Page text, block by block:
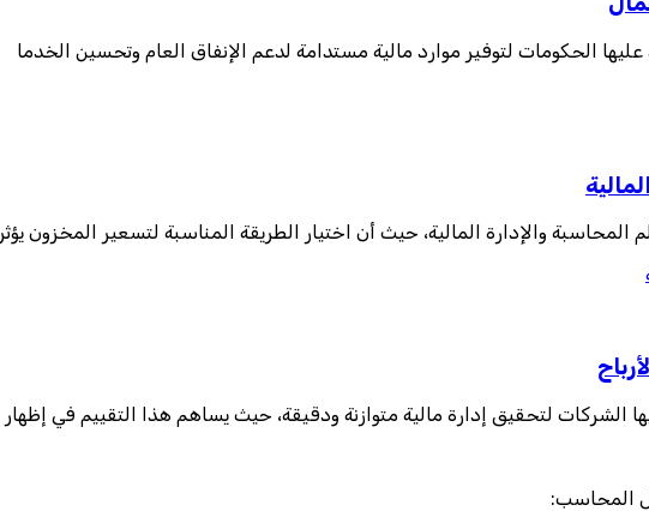
والإدارة المالية، حيث أن اختيار الطريقة المناسبة لتسعير المخزون يؤثر
الشركات لتحقيق إدارة مالية متوازنة ودقيقة، حيث يساهم هذا التقييم في إظهار
المحاسب: